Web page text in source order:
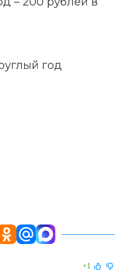
год
+1